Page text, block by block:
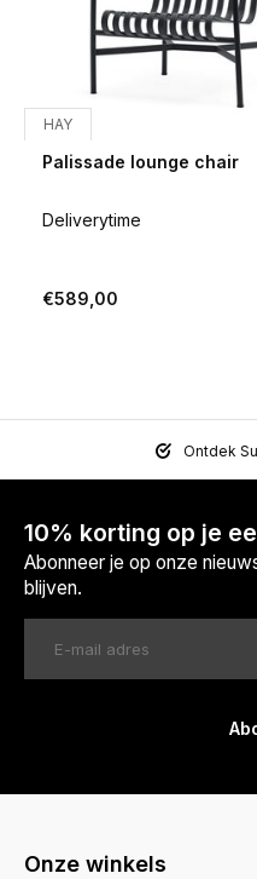
HAY
Palissade lounge chair
Deliverytime
€589,00
Ontdek
10% korting op je
Abonneer je op onze
blijven.
Onze winkels